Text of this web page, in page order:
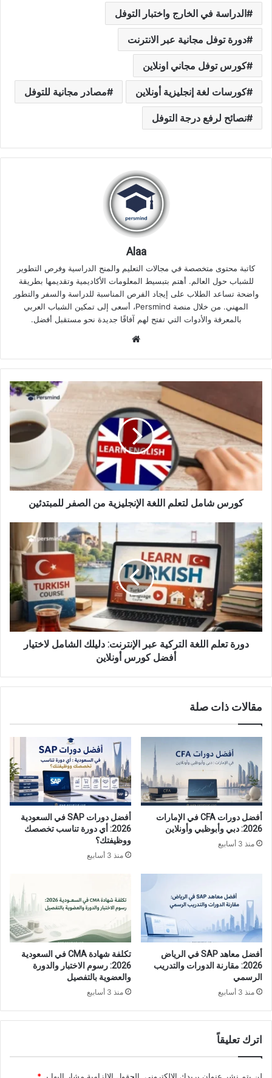
الدراسة في الخارج واختبار التوفل
دورة توفل مجانية عبر الانترنت
كورس توفل مجاني اونلاين
كورسات لغة إنجليزية أونلاين مصادر مجانية للتوفل
نصائح لرفع درجة التوفل
Alaa
كاتبة محتوى متخصصة في مجالات التعليم والمنح الدراسية وفرص التطوير
للشباب حول العالم. أهتم بتبسيط المعلومات الأكاديمية وتقديمها بطريقة
واضحة تساعد الطلاب على إيجاد الفرص المناسبة للدراسة والسفر والتطور
المهني. من خلال منصة Persmind، أسعى إلى تمكين الشباب العربي
بالمعرفة والأدوات التي تفتح لهم آفاقًا جديدة نحو مستقبل أفضل.
اللغة
الإنجليزية
من
الصفر
للمبتدئين
كورس شامل لتعلم اللغة الإنجليزية من الصفر للمبتدئين
دورة
تعلم
اللغة
التركية
عبر
الإنترنت:
دليلك
الشامل
لاختيار
أفضلدورة تعلم اللغة التركية عبر الإنترنت: دليلك الشامل لاختيار
أفضل كورس أونلاين
مقالات ذات صلة
أفضل دورات CFA في الإمارات
2026: دبي وأبوظبي وأونلاين
منذ 3 أسابيع
أفضل دورات SAP في السعودية
2026: أي دورة تناسب تخصصك
ووظيفتك؟
منذ 3 أسابيع
أفضل معاهد SAP في الرياض
2026: مقارنة الدورات والتدريب
الرسمي
منذ 3 أسابيع
تكلفة شهادة CMA في السعودية
2026: رسوم الاختبار والدورة
والعضوية بالتفصيل
منذ 3 أسابيع
اترك تعليقاً
لن يتم نشر عنوان بريدك الإلكتروني. الحقول الإلزامية مشار إليها بـ *